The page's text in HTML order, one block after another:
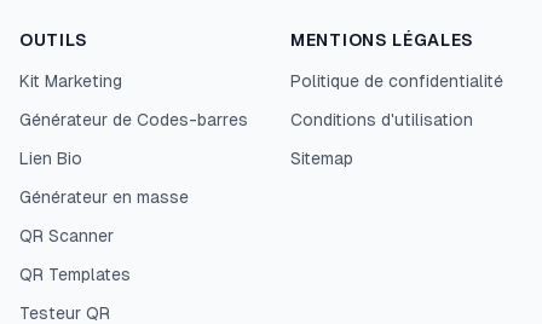
OUTILS
Kit Marketing
Générateur de Codes-barres
Lien Bio
Générateur en masse
QR Scanner
QR Templates
Testeur QR
MENTIONS LÉGALES
Politique de confidentialité
Conditions d'utilisation
Sitemap